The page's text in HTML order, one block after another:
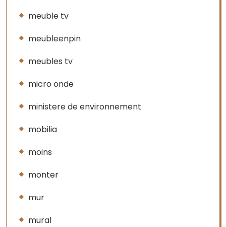
meuble tv
meubleenpin
meubles tv
micro onde
ministere de environnement
mobilia
moins
monter
mur
mural